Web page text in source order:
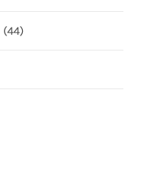
(44)